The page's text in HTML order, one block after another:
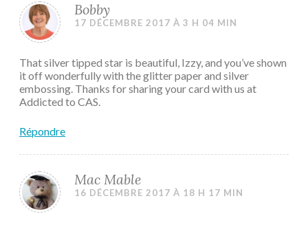
Bobby
17 DÉCEMBRE 2017 À 3 H 04 MIN
That silver tipped star is beautiful, Izzy, and you’ve shown
it off wonderfully with the glitter paper and silver
embossing. Thanks for sharing your card with us at
Addicted to CAS.
Répondre
Mac Mable
16 DÉCEMBRE 2017 À 18 H 17 MIN